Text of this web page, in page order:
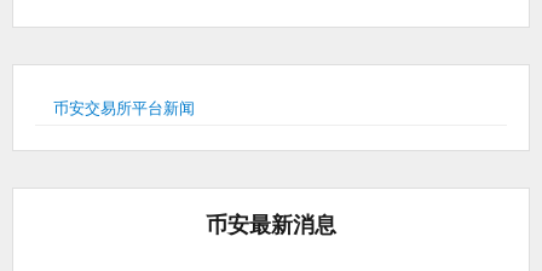
币安交易所平台新闻
币安最新消息